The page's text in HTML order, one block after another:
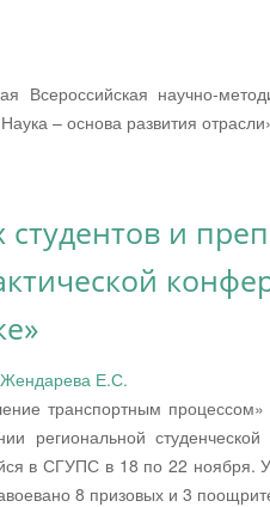
Всероссийская научно-
– основа развития
и
Е.С.
транспортным
региональной
в СГУПС в 18 по 22 ноября.
8 призовых и 3